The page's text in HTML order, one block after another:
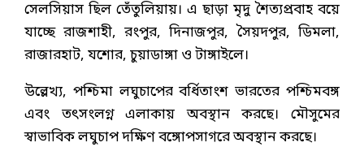
সেলসিয়াস ছিল তেঁতুলিয়ায়। এ ছাড়া মৃদু শৈত্যপ্রবাহ বয়ে
যাচ্ছে রাজশাহী, রংপুর, দিনাজপুর, সৈয়দপুর, ডিমলা,
রাজারহাট, যশোর, চুয়াডাঙ্গা ও টাঙ্গাইলে।
উল্লেখ্য, পশ্চিমা লঘুচাপের বর্ধিতাংশ ভারতের পশ্চিমবঙ্গ
এবং তৎসংলগ্ন এলাকায় অবস্থান করছে। মৌসুমের
স্বাভাবিক লঘুচাপ দক্ষিণ বঙ্গোপসাগরে অবস্থান করছে।